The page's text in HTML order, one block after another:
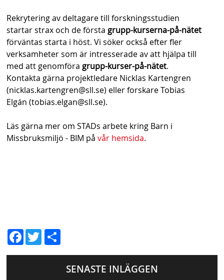
Rekrytering av deltagare till forskningsstudien
startar strax och de första grupp-kurserna-på-nätet
förväntas starta i höst. Vi söker också efter fler
verksamheter som är intresserade av att hjälpa till
med att genomföra grupp-kurser-på-nätet.
Kontakta gärna projektledare Nicklas Kartengren
(nicklas.kartengren@sll.se) eller forskare Tobias
Elgán (tobias.elgan@sll.se).
Läs gärna mer om STADs arbete kring Barn i
Missbruksmiljö - BIM påvår hemsida.
Fac
ebo
Twit
ter
el
a
SENASTE INLÄGGEN